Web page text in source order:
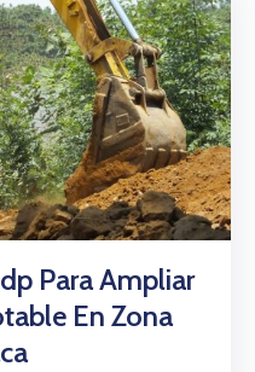
Para Ampliar
En Zona